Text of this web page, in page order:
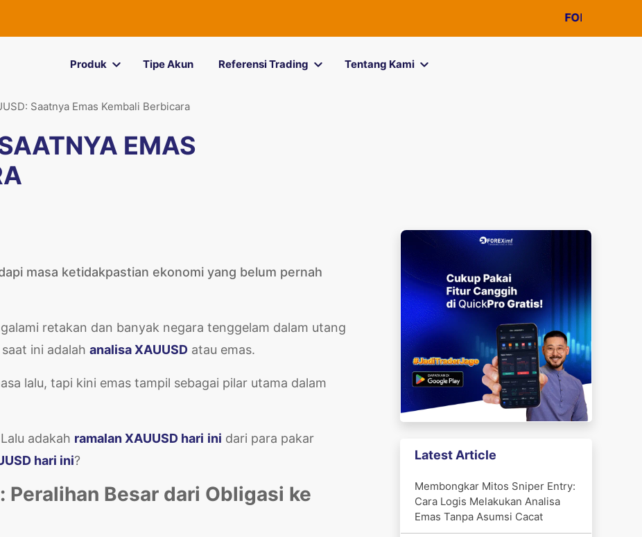
FOREXimfkini
Produk Tipe Akun Referensi Trading Tentang Kami
Saatnya Emas Kembali Berbicara
EMAS
masa ketidakpastian ekonomi yang belum pernah
retakan dan banyak negara tenggelam dalam utang
ini adalah analisa XAUUSD atau emas.
lalu, tapi kini emas tampil sebagai pilar utama dalam
adakah ramalan XAUUSD hari ini dari para pakar
hari ini?
Peralihan Besar dari Obligasi ke
Latest Article
Membongkar Mitos Sniper Entry:
Cara Logis Melakukan Analisa
Emas Tanpa Asumsi Cacat